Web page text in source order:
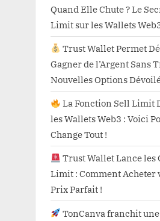
Quand Elle Chute ? Le
Limit sur les Wallets
Trust Wallet Permet
Gagner de l’Argent Sans
Nouvelles Options
La Fonction Sell Limit
les Wallets Web3 : Voici
Change Tout !
Trust Wallet Lance les
Limit : Comment Acheter
Prix Parfait !
TonCanva franchit